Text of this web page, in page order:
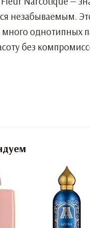
незабываемым.
много однотипных
без